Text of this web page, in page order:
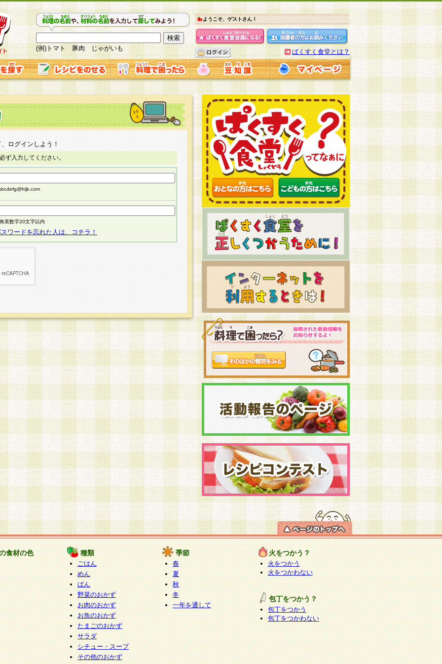
(例)トマト 豚肉 じゃがいも
ようこそ、ゲストさん！
ぱくすく食堂とは？
ログインしよう！
ず入力してください。
英数字20文字以内
ワードを忘れた人は、コチラ！
食材の色 種類
ごはん
めん
ぱん
野菜のおかず
お肉のおかず
お魚のおかず
たまごのおかず
サラダ
シチュー・スープ
その他のおかず
季節
春
夏
秋
冬
一年を通して
火をつかう？
火をつかう
火をつかわない
包丁をつかう？
包丁をつかう
包丁をつかわない